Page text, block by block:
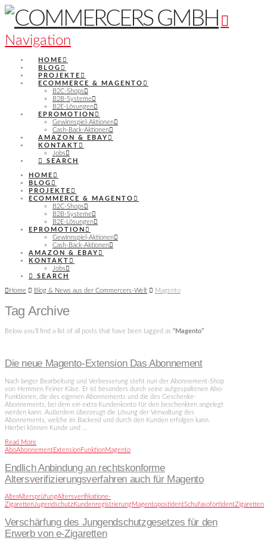
Navigation
HOME
BLOG
PROJEKTE
ECOMMERCE & MAGENTO
B2C-Shops
B2B-Systeme
B2E-Lösungen
EPROMOTION
Gewinnspiel-Aktionen
Cash-Back-Aktionen
AMAZON & EBAY
KONTAKT
Jobs
SEARCH
HOME
BLOG
PROJEKTE
ECOMMERCE & MAGENTO
B2C-Shops
B2B-Systeme
B2E-Lösungen
EPROMOTION
Gewinnspiel-Aktionen
Cash-Back-Aktionen
AMAZON & EBAY
KONTAKT
Jobs
SEARCH
Home Blog & News aus der Commercers-Welt Magento
Tag Archive
Below you'll find a list of all posts that have been tagged as “Magento”
Die neue Magento-Extension Das Abonnement
Nach langer Bearbeitung und Verbesserung steht nun der Abonnement-Shop
von Hemmen Feiner Käse. Er ist besonders durch seine aufgespaltenen Abo-
Funktionen, die des eigenen Abonnements und die des Geschenke-
Abonnements, bei dem ein extra Kundenkonto für den beschenkten angelegt
werden kann. Außerdem überzeugt die Lösung der Verwaltung des
Abonnements, welche im Backend und durch den Kunden erfolgen kann.
Hierbei können Kunde und …
Read More
AboAbonnementExtensionFunktionMagento
Endlich Anbindung an rechtskonforme
Altersverifizierungsverfahren auch für Magento
AlterAltersprüfungAltersverifikatione-
ZigarettenJugendschutzKundenregistrierungMagentopostidentSchufasofortidentZigaretten
Verschärfung des Jungendschutzgesetzes für den
Erwerb von e-Zigaretten